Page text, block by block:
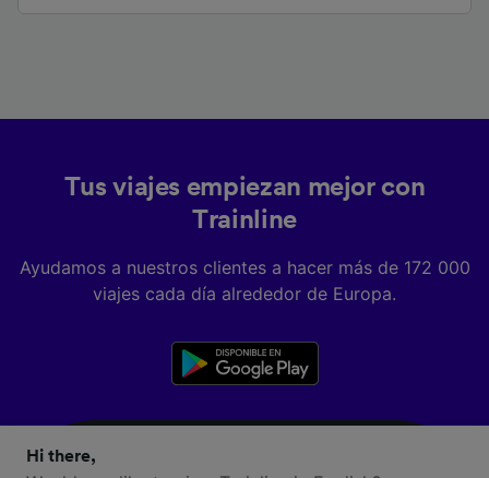
Tus viajes empiezan mejor con
Trainline
Ayudamos a nuestros clientes a hacer más de 172 000
viajes cada día alrededor de Europa.
Hi there,